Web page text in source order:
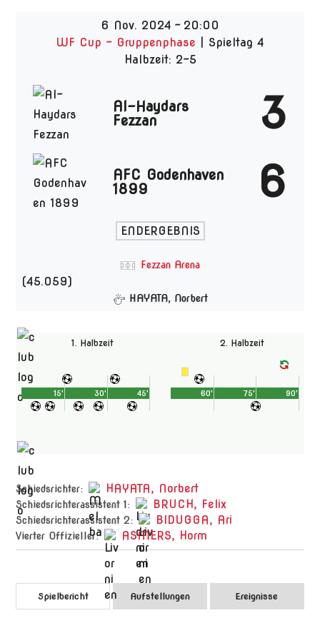
6 Nov. 2024 - 20:00
WF Cup - Gruppenphase
| Spieltag 4
Halbzeit: 2-5
Al-Haydars
Fezzan
3
AFC Godenhaven
1899
6
ENDERGEBNIS
Fezzan Arena
(45.059)
HAYATA, Norbert
1. Halbzeit
45'
15' 30'
2. Halbzeit
90'
60' 75'
Schiedsrichter: HAYATA, Norbert
Schiedsrichterassistent 1: BRUCH, Felix
Schiedsrichterassistent 2: BIDUGGA, Ari
Vierter Offizieller: ASMERS, Horm
Spielbericht Aufstellungen Ereignisse